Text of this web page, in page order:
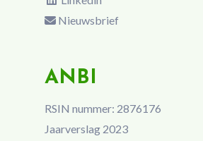
Nieuwsbrief
ANBI
RSIN nummer: 2876176
Jaarverslag 2023